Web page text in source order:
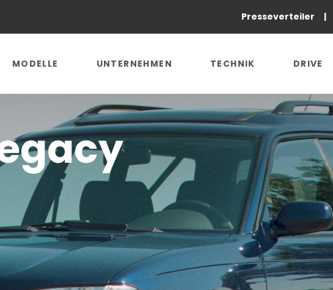
Presseverteiler
MODELLE UNTERNEHMEN TECHNIK DRIVE